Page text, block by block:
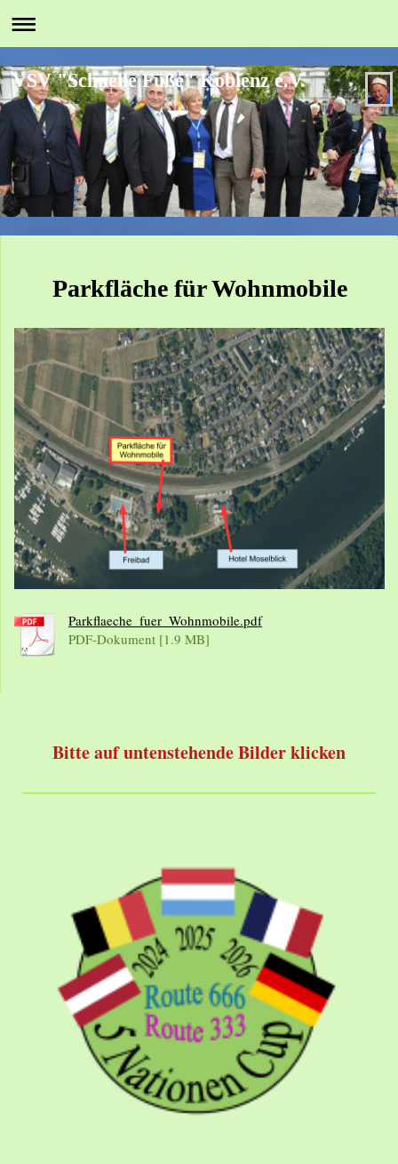
VSV "Schnelle Füße" Koblenz e.V.
Parkfläche für Wohnmobile
Parkflaeche_fuer_Wohnmobile.pdf
PDF-Dokument [1.9 MB]
Bitte auf untenstehende Bilder klicken